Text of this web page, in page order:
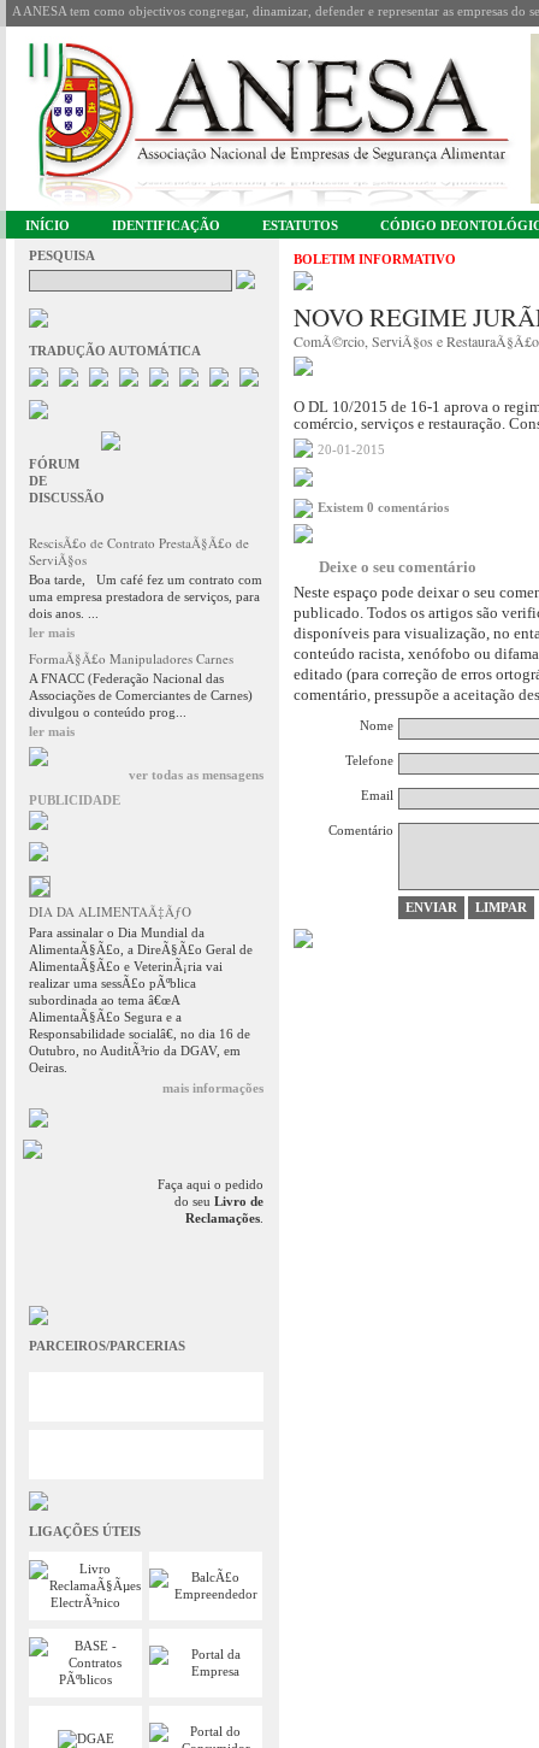
A ANESA tem como objectivos congregar, dinamizar, defender e representar as empresas
INÍCIO IDENTIFICAÇÃO ESTATUTOS CÓDIGO
PESQUISA
TRADUÇÃO AUTOMÁTICA
FÓRUM
DE
DISCUSSÃO
RescisÃ£o de Contrato PrestaÃ§Ã£o de
ServiÃ§os
Boa tarde, Um café fez um contrato com
uma empresa prestadora de serviços, para
dois anos. ...
ler mais
FormaÃ§Ã£o Manipuladores Carnes
A FNACC (Federação Nacional das
Associações de Comerciantes de Carnes)
divulgou o conteúdo prog...
ler mais
ver todas as mensagens
PUBLICIDADE
DIA DA ALIMENTAÃ‡ÃƒO
Para assinalar o Dia Mundial da
AlimentaÃ§Ã£o, a DireÃ§Ã£o Geral de
AlimentaÃ§Ã£o e VeterinÃ¡ria vai
realizar uma sessÃ£o pÃºblica
subordinada ao tema â€œA
AlimentaÃ§Ã£o Segura e a
Responsabilidade socialâ€, no dia 16 de
Outubro, no AuditÃ³rio da DGAV, em
Oeiras.
mais informações
Faça aqui o pedido
do seu Livro de
Reclamações
PARCEIROS/PARCERIAS
LIGAÇÕES ÚTEIS
BOLETIM INFORMATIVO
NOVO REGIME
ComÃ©rcio, ServiÃ§os e RestauraÃ§Ã£o
O DL 10/2015 de 16-1 aprova o
comércio, serviços e restauração.
20-01-2015
Existem 0 comentários
Deixe o seu comentário
Neste espaço pode deixar o seu
publicado. Todos os artigos são
disponíveis para visualização, no
conteúdo racista, xenófobo ou
editado (para correção de erros
comentário, pressupõe a aceitação
Nome
Telefone
Email
Comentário